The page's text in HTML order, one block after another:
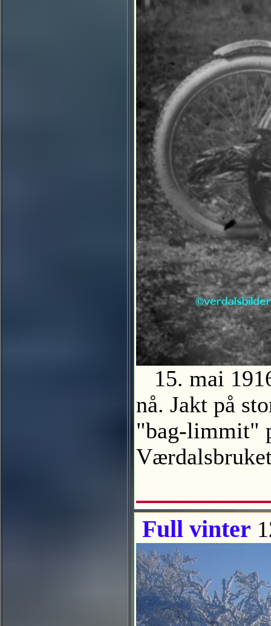
15. mai
nå. Jakt på
"bag-limmit"
Full vinter